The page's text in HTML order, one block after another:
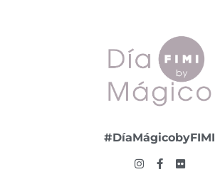
#DíaMágicobyFIMI